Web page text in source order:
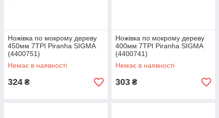
Ножівка по мокрому дереву
450мм 7TPI Piranha SIGMA
(4400751)
Немає в наявності
324 ₴
Ножівка по мокрому дереву
400мм 7TPI Piranha SIGMA
(4400741)
Немає в наявності
303 ₴